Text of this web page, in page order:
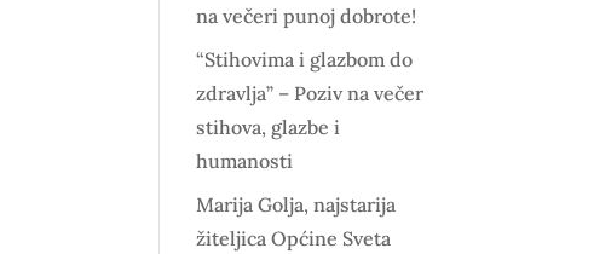
na večeri punoj dobrote!
“Stihovima i glazbom do
zdravlja” – Poziv na večer
stihova, glazbe i
humanosti
Marija Golja, najstarija
žiteljica Općine Sveta